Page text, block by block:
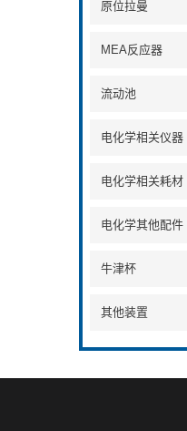
原位拉曼
MEA反应器
流动池
电化学相关仪器
电化学相关耗材
电化学其他配件
牛津杯
其他装置